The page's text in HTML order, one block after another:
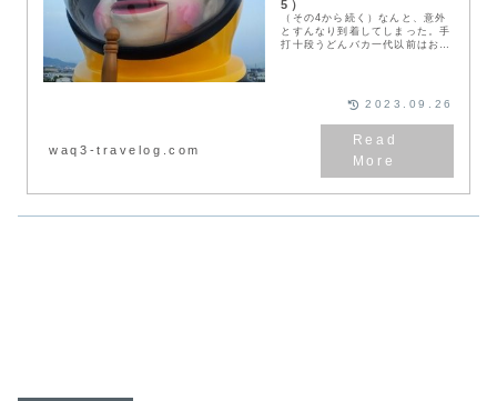
5）
（その4から続く）なんと、意外
とすんなり到着してしまった。手
打十段うどんバカ一代以前はお昼
waq3-travelog.com
2023.09.26